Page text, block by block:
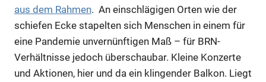
aus dem Rahmen. An einschlägigen Orten wie der
schiefen Ecke stapelten sich Menschen in einem für
eine Pandemie unvernünftigen Maß – für BRN-
Verhältnisse jedoch überschaubar. Kleine Konzerte
und Aktionen, hier und da ein klingender Balkon. Liegt